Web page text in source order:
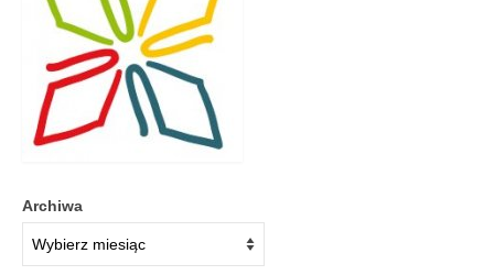
Galeria 2021
Galeria 2020
Galeria 2019
Galeria 2018
O bibliotece
Archiwa